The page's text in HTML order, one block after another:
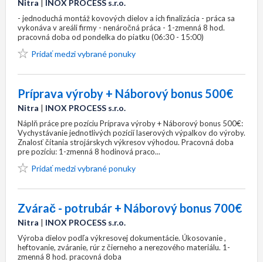
Nitra INOX PROCESS s.r.o.
- jednoduchá montáž kovových dielov a ich finalizácia - práca sa
vykonáva v areáli firmy - nenáročná práca - 1-zmenná 8 hod.
pracovná doba od pondelka do piatku (06:30 - 15:00)
Pridať medzi vybrané ponuky
Príprava výroby + Náborový bonus 500€
Nitra | INOX PROCESS s.r.o.
Náplň práce pre pozíciu Príprava výroby + Náborový bonus 500€:
Vychystávanie jednotlivých pozícií laserových výpalkov do výroby.
Znalosť čítania strojárskych výkresov výhodou. Pracovná doba
pre pozíciu: 1-zmenná 8 hodinová praco...
Pridať medzi vybrané ponuky
Zvárač - potrubár + Náborový bonus 700€
Nitra | INOX PROCESS s.r.o.
Výroba dielov podľa výkresovej dokumentácie. Úkosovanie ,
heftovanie, zváranie, rúr z čierneho a nerezového materiálu. 1-
zmenná 8 hod. pracovná doba